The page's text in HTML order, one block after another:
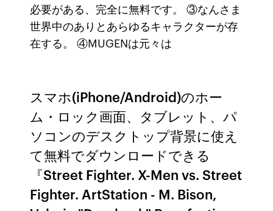
必要がある、完全に無料です。 ③なんさま
世界中のありとあらゆるキャラクターが存
在する。 ④MUGENは元々は
スマホ(iPhone/Android)のホー
ム・ロック画面、タブレット、パ
ソコンのデスクトップ背景に使え
て無料でダウンロードできる
『Street Fighter. X-Men vs. Street
Fighter. ArtStation - M. Bison,